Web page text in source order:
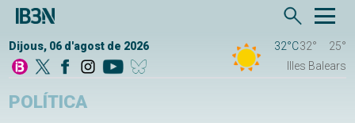
Dijous, 06 d'agost de 2026 32°C32°
25°
Illes Balears
POLÍTICA